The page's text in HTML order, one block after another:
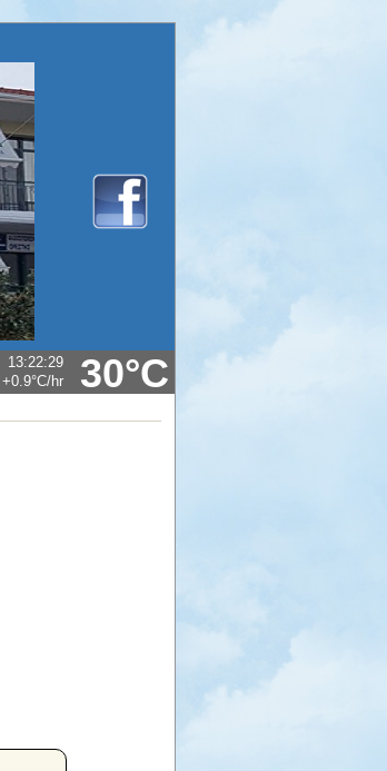
30°C
13:22:29
+0.9°C/hr